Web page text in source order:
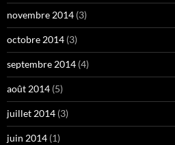
novembre 2014 (3)
octobre 2014 (3)
septembre 2014 (4)
août 2014 (5)
juillet 2014 (3)
juin 2014 (1)